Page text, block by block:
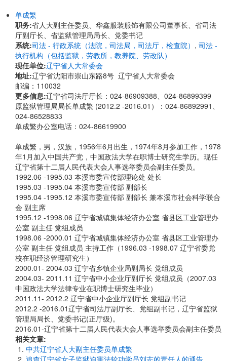
单成繁
职务:省人大副主任委员、华鑫服装服饰有限公司董事长、省司法
厅副厅长、省监狱管理局局长、党委书记
系统:司法 - 行政系统（法院，司法局，司法厅，检查院） , 司法 -
执行机构（包括监狱，劳教所，教养院、劳改队）
现任单位:辽宁省人大常委会
地址:辽宁省沈阳市崇山东路8号 辽宁省人大常委会
邮编：110032
更多信息:辽宁省司法厅厅长：024-86909388、024-86899399
原监狱管理局局长单成繁 (2012.2 -2016.01）：024-86892991、
024-86528833
单成繁办公室电话：024-86619900
单成繁，男，汉族，1956年6月出生，1974年8月参加工作，1978
年1月加入中国共产党，中国政法大学在职博士研究生学历。现任
辽宁省第十二届人民代表大会人事选举委员会副主任委员。
1992.06 -1995.03 本溪市委宣传部理论处 处长
1995.03 -1995.04 本溪市委宣传部 副部长
1995.04 -1995.12 本溪市委宣传部 副部长 兼本溪市社会科学联合
会 副主席
1995.12 -1998.06 辽宁省城镇集体经济办公室 省县区工业管理办
公室 副主任 党组成员
1998.06 -2000.01 辽宁省城镇集体经济办公室 省县区工业管理办
公室 副主任 党组成员 主持工作（1996.03 -1998.07 辽宁省委党
校在职经济管理研究生）
2000.01- 2004.03 辽宁省乡镇企业局副局长 党组成员
2004.03- 2011.11 辽宁省中小企业厅副厅长 党组成员（2007.03
中国政法大学法律专业在职博士研究生毕业）
2011.11- 2012.2 辽宁省中小企业厅副厅长 党组副书记
2012.2 -2016.01辽宁省司法厅副厅长、党组副书记，辽宁省监狱
管理局局长、党委书记(正厅级)。
2016.01-辽宁省第十二届人民代表大会人事选举委员会副主任委员
相关文章:
中共辽宁省人大副主任委员单成繁
追查辽宁省女子监狱迫害法轮功学员刘志的责任人的通告